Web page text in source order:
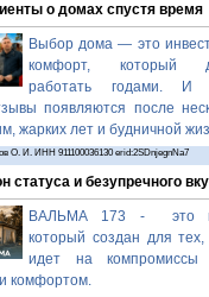
о домах спустя время
Выбор дома — это
комфорт, который
работать годами. И
появляются после
жарких лет и будничной
О. И. ИНН 911100036130 erid:2SDnjegnNa7
статуса и безупречного
ВАЛЬМА 173 - это
который создан для тех,
идет на компромиссы
комфортом.